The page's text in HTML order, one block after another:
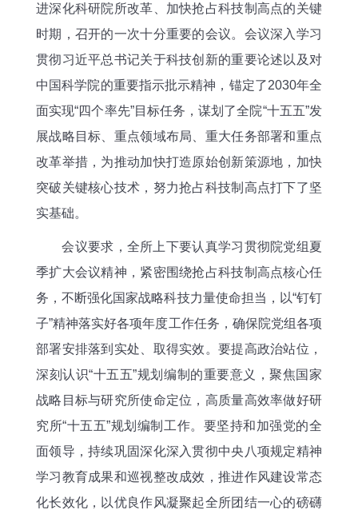
进深化科研院所改革、加快抢占科技制高点的关键
时期，召开的一次十分重要的会议。会议深入学习
贯彻习近平总书记关于科技创新的重要论述以及对
中国科学院的重要指示批示精神，锚定了2030年全
面实现“四个率先”目标任务，谋划了全院“十五五”发
展战略目标、重点领域布局、重大任务部署和重点
改革举措，为推动加快打造原始创新策源地，加快
突破关键核心技术，努力抢占科技制高点打下了坚
实基础。
会议要求，全所上下要认真学习贯彻院党组夏
季扩大会议精神，紧密围绕抢占科技制高点核心任
务，不断强化国家战略科技力量使命担当，以“钉钉
子”精神落实好各项年度工作任务，确保院党组各项
部署安排落到实处、取得实效。要提高政治站位，
深刻认识“十五五”规划编制的重要意义，聚焦国家
战略目标与研究所使命定位，高质量高效率做好研
究所“十五五”规划编制工作。要坚持和加强党的全
面领导，持续巩固深化深入贯彻中央八项规定精神
学习教育成果和巡视整改成效，推进作风建设常态
化长效化，以优良作风凝聚起全所团结一心的磅礴